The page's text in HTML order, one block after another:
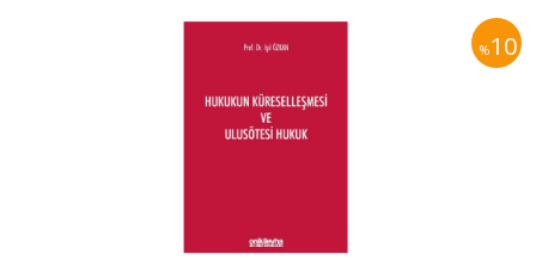
%10